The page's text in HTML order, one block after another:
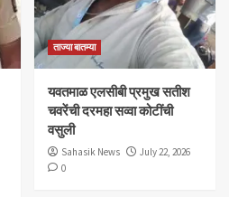
ताज्या बातम्या
यवतमाळ एलसीबी प्रमुख सतीश
चवरेंची दरमहा सव्वा कोटींची
वसुली
Sahasik News
July 22, 2026
0